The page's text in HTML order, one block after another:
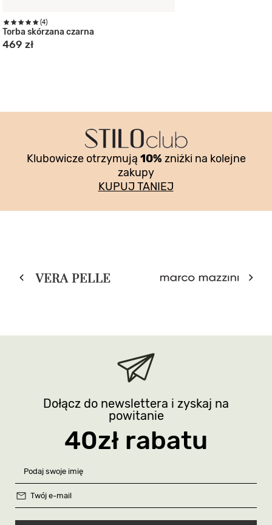
(4)
Torba skórzana czarna
469 zł
Klubowicze otrzymują 10% zniżki na kolejne
zakupy
KUPUJ TANIEJ
Dołącz do newslettera i zyskaj na
powitanie
40zł rabatu